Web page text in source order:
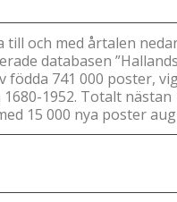
till och med årtalen
databasen
741 000 poster,
1952. Totalt nästan
15 000 nya poster